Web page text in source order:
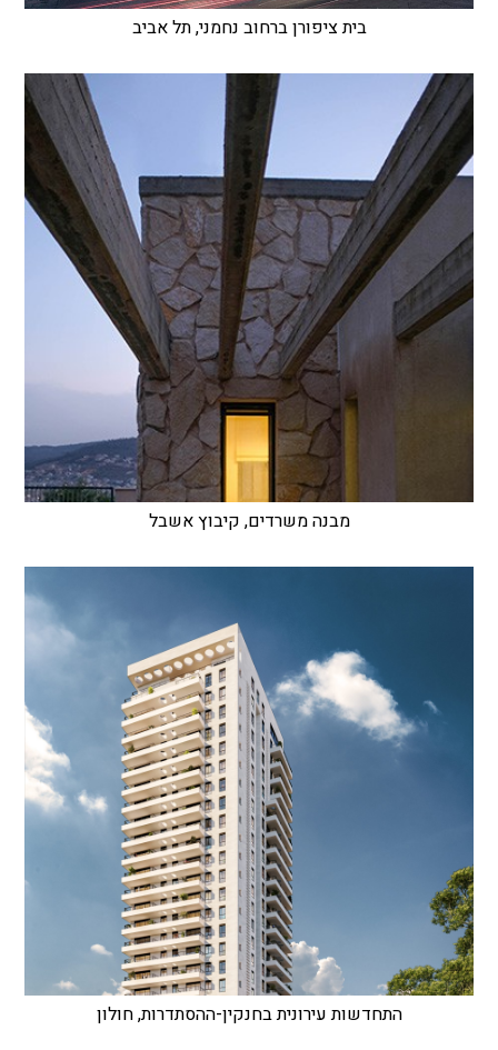
בית ציפורן ברחוב נחמני, תל אביב
מבנה משרדים, קיבוץ אשבל
התחדשות עירונית בחנקין-ההסתדרות, חולון